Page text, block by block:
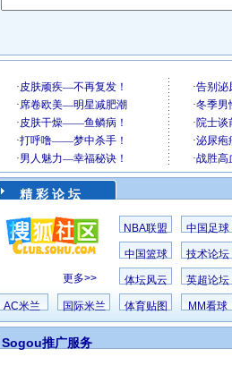
精 彩 论 坛
更多>>
NBA联盟 中国足球
中国篮球 技术论坛
体坛风云 英超论坛
AC米兰 国际米兰 体育贴图 MM看球
Sogou推广服务